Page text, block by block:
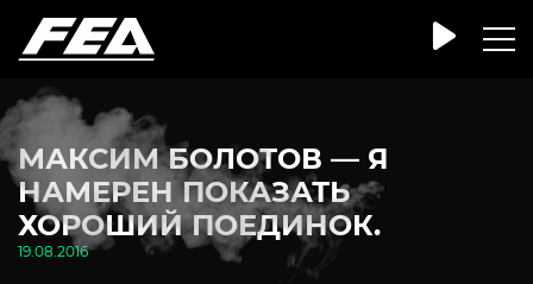
МАКСИМ БОЛОТОВ — Я
НАМЕРЕН ПОКАЗАТЬ
ХОРОШИЙ ПОЕДИНОК.
19.08.2016